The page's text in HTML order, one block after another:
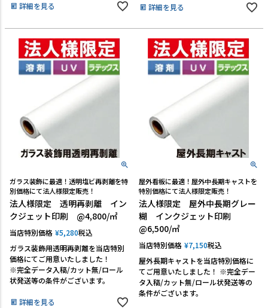
ご利用ガイド
会社概要
詳細を見る 詳細を見る
ガラス装飾に最適！透明塩ビ再剥離を特
別価格にて法人様限定販売！
法人様限定 透明再剥離 イン
クジェット印刷 @4,800/㎡
当店特別価格 ¥5,280税込
ガラス装飾用透明再剥離を当店特別
価格にてご用意いたしました！
※完全データ入稿/カット無/ロール
状発送等の条件がございます。
詳細を見る
屋外看板に最適！屋外中長期キャストを
特別価格にて法人様限定販売！
法人様限定 屋外中長期グレー
糊 インクジェット印刷
@6,500/㎡
当店特別価格 ¥7,150税込
屋外長期キャストを当店特別価格に
てご用意いたしました！ ※完全デー
タ入稿/カット無/ロール状発送等の
条件がございます。